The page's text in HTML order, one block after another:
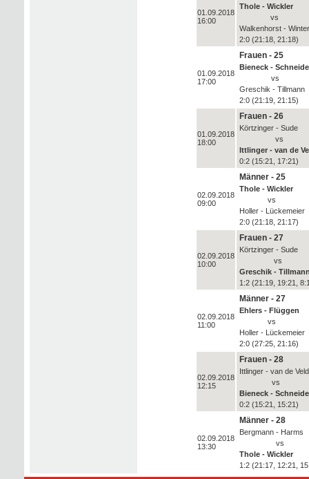
01.09.2018
16:00
Thole - Wickler
vs
Walkenhorst - Winter
2:0 (21:18, 21:18)
01.09.2018
17:00
Frauen - 25
Bieneck -
vs
Greschik - Tillmann
2:0 (21:19, 21:15)
01.09.2018
18:00
Frauen - 26
Körtzinger - Sude
vs
Ittlinger - van de
0:2 (15:21, 17:21)
02.09.2018
09:00
Männer - 25
Thole - Wickler
vs
Holler - Lückemeier
2:0 (21:18, 21:17)
02.09.2018
10:00
Frauen - 27
Körtzinger - Sude
vs
Greschik -
1:2 (21:19, 19:21,
02.09.2018
11:00
Männer - 27
Ehlers - Flüggen
vs
Holler - Lückemeier
2:0 (27:25, 21:16)
02.09.2018
12:15
Frauen - 28
Ittlinger - van de
vs
Bieneck -
0:2 (15:21, 15:21)
02.09.2018
13:30
Männer - 28
Bergmann - Harms
vs
Thole - Wickler
1:2 (21:17, 12:21,